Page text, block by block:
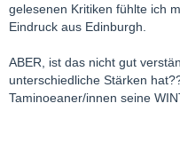
gelesenen Kritiken fühlte ich
Eindruck aus Edinburgh.
ABER, ist das nicht gut
unterschiedliche Stärken
Taminoeaner/innen seine